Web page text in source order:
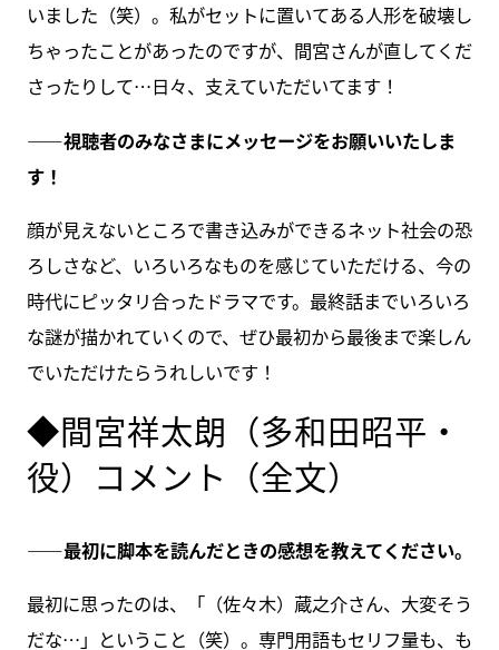
いました（笑）。私がセットに置いてある人形を破壊し
ちゃったことがあったのですが、間宮さんが直してくだ
さったりして…日々、支えていただいてます！
――視聴者のみなさまにメッセージをお願いいたしま
す！
顔が見えないところで書き込みができるネット社会の恐
ろしさなど、いろいろなものを感じていただける、今の
時代にピッタリ合ったドラマです。最終話までいろいろ
な謎が描かれていくので、ぜひ最初から最後まで楽しん
でいただけたらうれしいです！
◆間宮祥太朗（多和田昭平・
役）コメント（全文）
――最初に脚本を読んだときの感想を教えてください。
最初に思ったのは、「（佐々木）蔵之介さん、大変そう
だな…」ということ（笑）。専門用語もセリフ量も、も